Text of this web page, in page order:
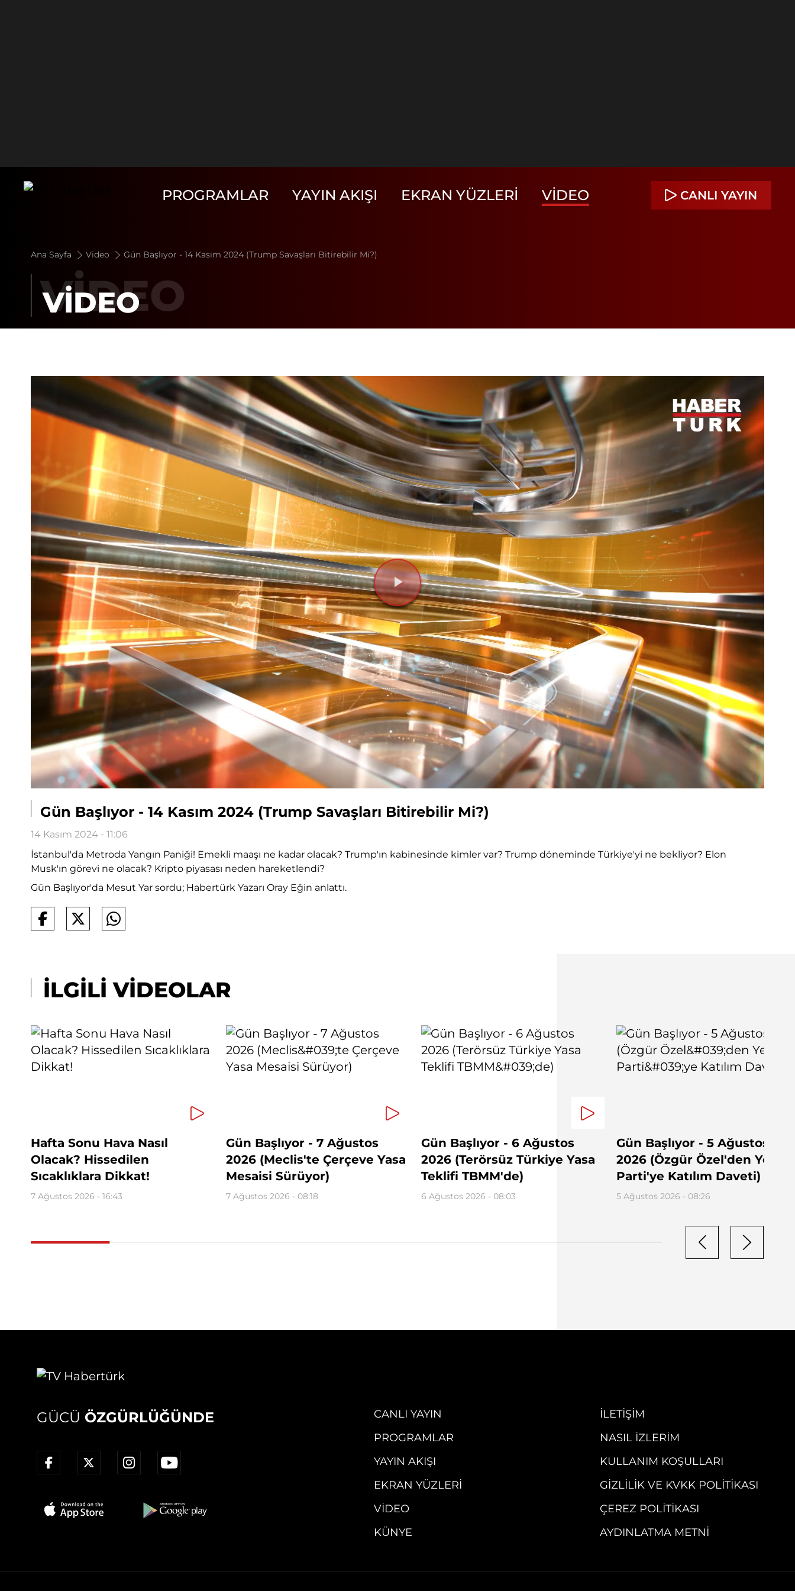
PROGRAMLAR YAYIN AKIŞI EKRAN YÜZLERI VIDEO CANLI YAYIN
Ana Sayfa Video Gün Başlıyor - 14 Kasım 2024 (Trump Savaşları Bitirebilir Mi?)
VİDEO
Videoyu
Oynat
Gün Başlıyor - 14 Kasım 2024 (Trump Savaşları Bitirebilir Mi?)
14 Kasım 2024 - 11:06
İstanbul'da Metroda Yangın Paniği! Emekli maaşı ne kadar olacak? Trump'ın kabinesinde kimler var? Trump döneminde Türkiye'yi ne bekliyor? Elon
Musk'ın görevi ne olacak? Kripto piyasası neden hareketlendi?
Gün Başlıyor'da Mesut Yar sordu; Habertürk Yazarı Oray Eğin anlattı.
İLGİLİ VİDEOLAR
Hafta Sonu Hava Nasıl
Olacak? Hissedilen
Sıcaklıklara Dikkat!
7 Ağustos 2026 - 16:43
Gün Başlıyor - 7 Ağustos
2026 (Meclis'te Çerçeve Yasa
Mesaisi Sürüyor)
7 Ağustos 2026 - 08:18
Gün Başlıyor - 6 Ağustos
2026 (Terörsüz Türkiye Yasa
Teklifi TBMM'de)
6 Ağustos 2026 - 08:03
Gün Başlıyor - 5 Ağustos
2026 (Özgür Özel'den Yeni
Parti'ye Katılım Daveti)
5 Ağustos 2026 - 08:26
GÜCÜ ÖZGÜRLÜĞÜNDE
CANLI YAYIN
PROGRAMLAR
YAYIN AKIŞI
EKRAN YÜZLERI
VIDEO
KÜNYE
İLETIŞIM
NASIL İZLERIM
KULLANIM KOŞULLARI
GIZLILIK VE KVKK POLITIKASI
ÇEREZ POLITIKASI
AYDINLATMA METNI